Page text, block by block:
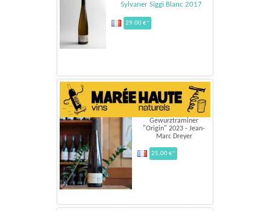
Sylvaner Siggi Blanc 2017
29.00 €*
Gewurztraminer
"Origin" 2023 - Jean-
Marc Dreyer
25,00 €*